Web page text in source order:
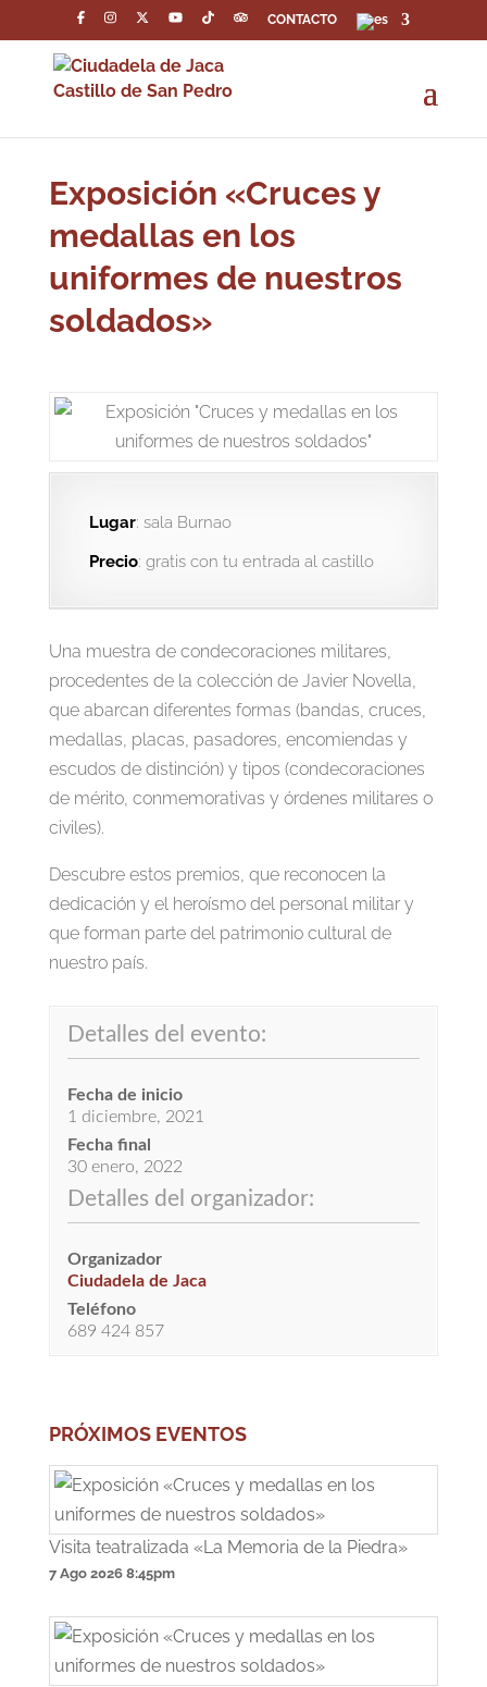
CONTACTO
Exposición «Cruces y
medallas en los
uniformes de nuestros
soldados»
Lugar: sala Burnao
Precio: gratis con tu entrada al castillo
Una muestra de condecoraciones militares,
procedentes de la colección de Javier Novella,
que abarcan diferentes formas (bandas, cruces,
medallas, placas, pasadores, encomiendas y
escudos de distinción) y tipos (condecoraciones
de mérito, conmemorativas y órdenes militares o
civiles).
Descubre estos premios, que reconocen la
dedicación y el heroísmo del personal militar y
que forman parte del patrimonio cultural de
nuestro país.
Detalles del evento:
Fecha de inicio
1 diciembre, 2021
Fecha final
30 enero, 2022
Detalles del organizador:
Organizador
Ciudadela de Jaca
Teléfono
689 424 857
PRÓXIMOS EVENTOS
Visita teatralizada «La Memoria de la Piedra»
7 Ago 2026 8:45pm